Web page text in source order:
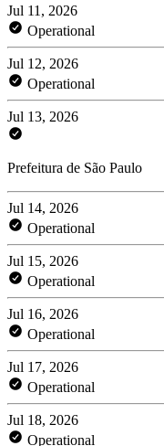
Jul 11, 2026
Operational
Jul 12, 2026
Operational
Jul 13, 2026
Prefeitura de São Paulo
Jul 14, 2026
Operational
Jul 15, 2026
Operational
Jul 16, 2026
Operational
Jul 17, 2026
Operational
Jul 18, 2026
Operational